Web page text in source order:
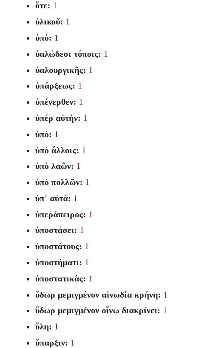
ὅτε: 1
ὐλικοῦ: 1
ὐπὸ: 1
ὑαλώδεσι τόποις: 1
ὑαλουργικῆς: 1
ὑπάρξεως: 1
ὑπένερθεν: 1
ὑπέρ αὐτὴν: 1
ὑπὸ: 1
ὑπὸ ἄλλοις: 1
ὑπὸ λαῶν: 1
ὑπὸ πολλῶν: 1
ὑπ᾽ αὐτὰ: 1
ὑπεράπειρος: 1
ὑποστάσει: 1
ὑποστάτους: 1
ὑποστήματι: 1
ὑποστατικὰς: 1
ὕδωρ μεμιγμένον αἰνωδία κρήνη: 1
ὕδωρ μεμιγμένον οἴνῳ διακρίνει: 1
ὕλη: 1
ὕπαρξιν: 1